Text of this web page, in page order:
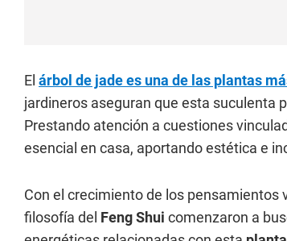
El árbol de jade es una de las plantas
jardineros aseguran que esta suculenta
Prestando atención a cuestiones
esencial en casa, aportando estética e
Con el crecimiento de los pensamientos
filosofía del Feng Shui comenzaron a